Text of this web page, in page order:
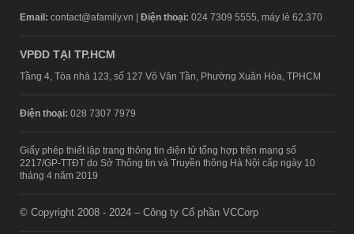
Email: contact@afamily.vn | Điện thoại: 024 7309 5555, máy lẻ 62.370
VPĐD TẠI TP.HCM
Tầng 4, Tòa nhà 123, số 127 Võ Văn Tần, Phường Xuân Hòa, TPHCM
Điện thoại: 028 7307 7979
Giấy phép thiết lập trang thông tin điện tử tổng hợp trên mạng số
2217/GP-TTĐT do Sở Thông tin và Truyền thông Hà Nội cấp ngày 10
tháng 4 năm 2019
© Copyright 2008 - 2024 – Công ty Cổ phần VCCorp